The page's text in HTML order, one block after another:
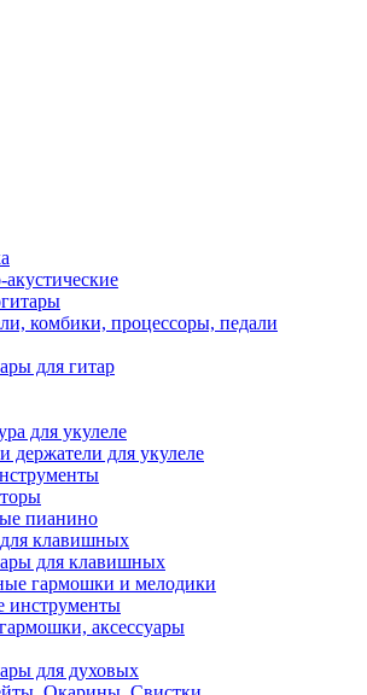
комбики, процессоры, педали
для гитар
для укулеле
держатели для укулеле
пианино
клавишных
для клавишных
гармошки и мелодики
инструменты
аксессуары
для духовых